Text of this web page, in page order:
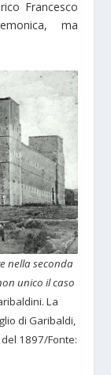
Francesco
ma
nella seconda
unico il caso
La
di Garibaldi,
1897/Fonte: